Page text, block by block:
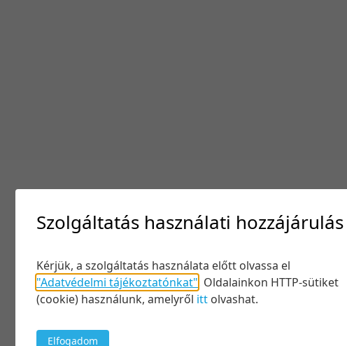
Szolgáltatás használati hozzájárulás
Kérjük, a szolgáltatás használata előtt olvassa el
"Adatvédelmi tájékoztatónkat" Oldalainkon HTTP-sütiket
(cookie) használunk, amelyről itt olvashat.
Elfogadom